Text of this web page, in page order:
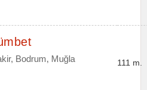
Bodrum, Muğla 111 m.